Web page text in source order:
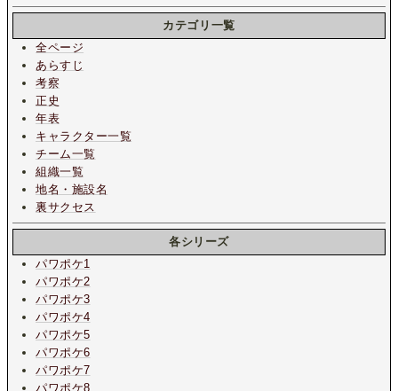
カテゴリ一覧
全ページ
あらすじ
考察
正史
年表
キャラクター一覧
チーム一覧
組織一覧
地名・施設名
裏サクセス
各シリーズ
パワポケ1
パワポケ2
パワポケ3
パワポケ4
パワポケ5
パワポケ6
パワポケ7
パワポケ8